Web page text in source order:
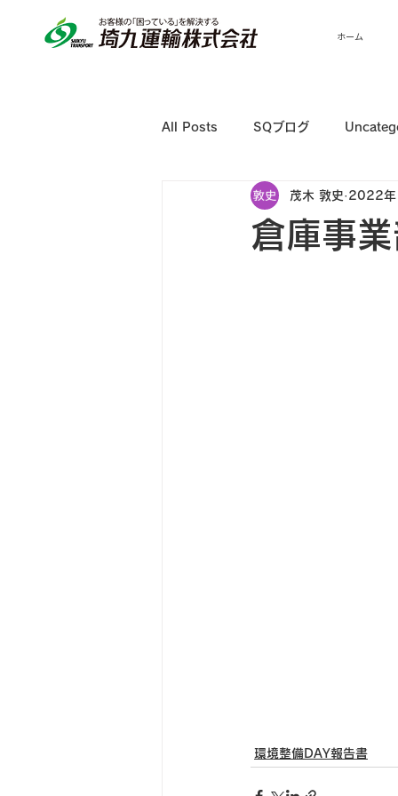
ホーム
All Posts SQブログ
倉庫事
茂木 敦史 2022
環境整備DAY報告書